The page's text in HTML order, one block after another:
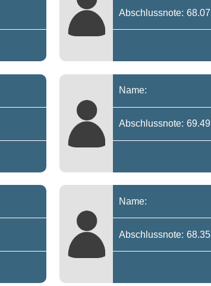
Abschlussnote: 68.07
Name:
Abschlussnote: 69.49
Name:
Abschlussnote: 68.35